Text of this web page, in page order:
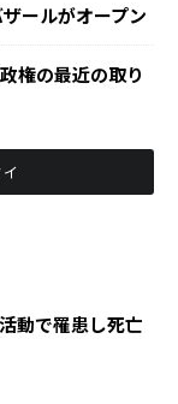
ールがオープン
権の最近の取り
動で罹患し死亡